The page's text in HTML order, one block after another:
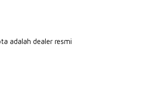
adalah dealer resmi